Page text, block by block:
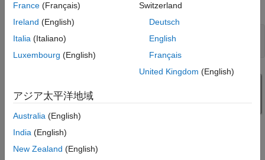
マルチチャネル FIR フィルターのモデル化
modelname = 'dspmultichannelhdl';
France (Français)
Ireland (English)
Italia (Italiano)
Luxembourg (English)
Switzerland
Deutsch
English
Français
United Kingdom (English)
アジア太平洋地域
Australia (English)
India (English)
New Zealand (English)